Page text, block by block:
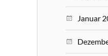
Januar